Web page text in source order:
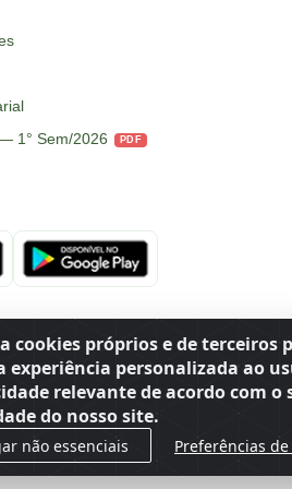
cookies próprios e de terceiros
experiência personalizada ao
relevante de acordo com o
do nosso site.
não essenciais Preferências de
1° Sem/2026
PDF
98 — Área Rural Porto Ferreira/ ·